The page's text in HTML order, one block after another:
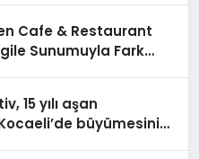
Cafe & Restaurant
Sunumuyla Fark
15 yılı aşan
büyümesini